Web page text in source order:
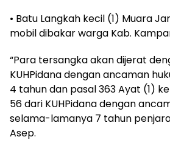
• Batu Langkah kecil (1) Muara
mobil dibakar warga Kab.
“Para tersangka akan dijerat
KUHPidana dengan ancaman
4 tahun dan pasal 363 Ayat (1)
56 dari KUHPidana dengan
selama-lamanya 7 tahun
Asep.